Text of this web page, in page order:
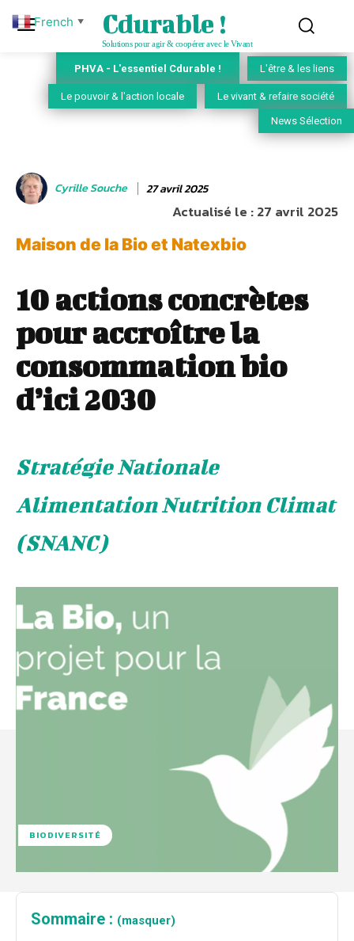
Cdurable !
Solutions pour agir & coopérer avec le Vivant
PHVA - L'essentiel Cdurable ! L'être & les liens
Le pouvoir & l'action locale Le vivant & refaire société
News Sélection
Cyrille Souche 27 avril 2025
Actualisé le :27 avril 2025
Maison de la Bio et Natexbio
10 actions concrètes
pour accroître la
consommation bio
d’ici 2030
Stratégie Nationale
Alimentation Nutrition Climat
(SNANC)
BIODIVERSITÉ
Sommaire : (masquer)
French ▼